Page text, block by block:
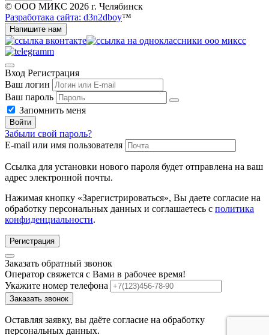
© ООО МИКС 2026 г. Челябинск
Разработака сайта: d3n2dboy™
Напишите нам
Вход Регистрация
Ваш логин
Ваш пароль
Запомнить меня
Войти
Забыли свой пароль?
E-mail или имя пользователя
Ссылка для установки нового пароля будет отправлена ​​на ваш
адрес электронной почты.
Нажимая кнопку «Зарегистрироваться», Вы даете согласие на
обработку персональных данных и соглашаетесь с политика
конфиденциальности.
Регистрация
Заказать обратный звонок
Оператор свяжется с Вами в рабочее время!
Укажите номер телефона
Заказать звонок
Оставляя заявку, вы даёте согласие на обработку
персональных данных.